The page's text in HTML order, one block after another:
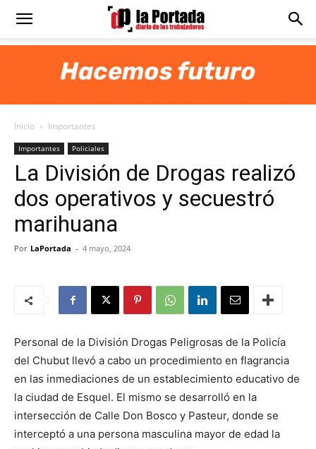
Diario
Portada
Inicio Importantes
Importantes Policiales
La División de Drogas realizó
dos operativos y secuestró
marihuana
Por LaPortada - 4 mayo, 2024
Personal de la División Drogas Peligrosas de la Policía
del Chubut llevó a cabo un procedimiento en flagrancia
en las inmediaciones de un establecimiento educativo de
la ciudad de Esquel. El mismo se desarrolló en la
intersección de Calle Don Bosco y Pasteur, donde se
interceptó a una persona masculina mayor de edad la